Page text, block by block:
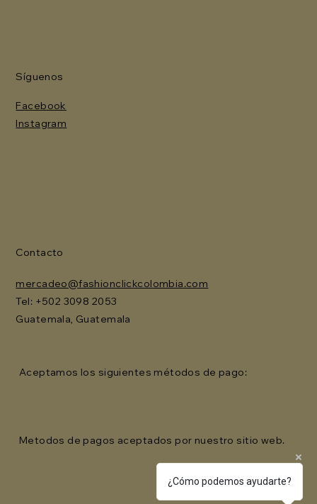
Síguenos
Facebook
Instagram
Contacto
mercadeo@fashionclickcolombia.com
Tel: ‪+502 3098 2053‬
Guatemala, Guatemala
Aceptamos los siguientes métodos de pago:
Metodos de pagos aceptados por nuestro sitio web.
¿Cómo podemos ayudarte?